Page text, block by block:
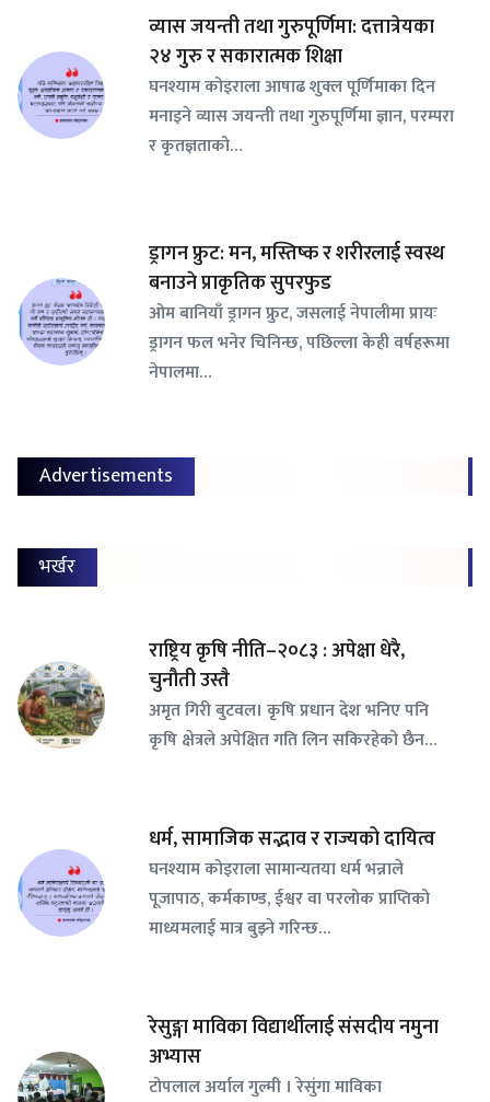
व्यास जयन्ती तथा गुरुपूर्णिमा: दत्तात्रेयका
२४ गुरु र सकारात्मक शिक्षा
घनश्याम कोइराला आषाढ शुक्ल पूर्णिमाका दिन
मनाइने व्यास जयन्ती तथा गुरुपूर्णिमा ज्ञान, परम्परा
र कृतज्ञताको…
ड्रागन फ्रुट: मन, मस्तिष्क र शरीरलाई स्वस्थ
बनाउने प्राकृतिक सुपरफुड
ओम बानियाँ ड्रागन फ्रुट, जसलाई नेपालीमा प्रायः
ड्रागन फल भनेर चिनिन्छ, पछिल्ला केही वर्षहरूमा
नेपालमा…
Advertisements
भर्खर
राष्ट्रिय कृषि नीति–२०८३ : अपेक्षा धेरै,
चुनौती उस्तै
अमृत गिरी बुटवल। कृषि प्रधान देश भनिए पनि
कृषि क्षेत्रले अपेक्षित गति लिन सकिरहेको छैन…
धर्म, सामाजिक सद्भाव र राज्यको दायित्व
घनश्याम कोइराला सामान्यतया धर्म भन्नाले
पूजापाठ, कर्मकाण्ड, ईश्वर वा परलोक प्राप्तिको
माध्यमलाई मात्र बुझ्ने गरिन्छ…
रेसुङ्गा माविका विद्यार्थीलाई संसदीय नमुना
अभ्यास
टोपलाल अर्याल गुल्मी । रेसुंगा माविका